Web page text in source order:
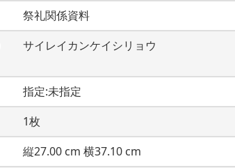
祭礼関係資料
サイレイカンケイシリョウ
指定:未指定
1枚
縦27.00 cm 横37.10 cm